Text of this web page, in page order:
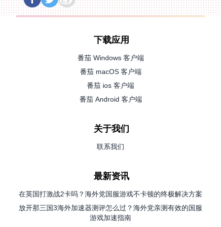
下载应用
番茄 Windows 客户端
番茄 macOS 客户端
番茄 ios 客户端
番茄 Android 客户端
关于我们
联系我们
最新资讯
在英国打激战2卡吗？海外党国服游戏不卡顿的终极解决方案
放开那三国3海外加速器测评怎么过？海外党亲测有效的国服
游戏加速指南